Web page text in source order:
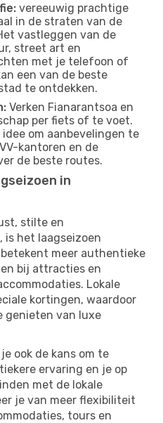
vereeuwig prachtige
in de straten van de
vastleggen van de
street art en
met je telefoon of
een van de beste
te ontdekken.
Verken Fianarantsoa en
per fiets of te voet.
om aanbevelingen te
kantoren en de
de beste routes.
in
stilte en
is het laagseizoen
meer authentieke
bij attracties en
Lokale
kortingen, waardoor
genieten van luxe
ook de kans om te
ervaring en je op
met de lokale
je van meer flexibiliteit
tours en